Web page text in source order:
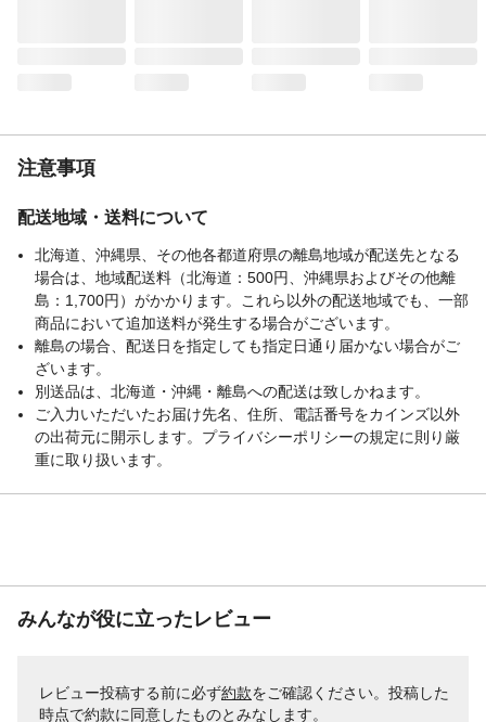
重量
注意事項
配送地域・送料について
北海道、沖縄県、その他各都道府県の離島地域が配送先となる
場合は、地域配送料（北海道：500円、沖縄県およびその他離
島：1,700円）がかかります。これら以外の配送地域でも、一部
商品において追加送料が発生する場合がございます。
離島の場合、配送日を指定しても指定日通り届かない場合がご
ざいます。
別送品は、北海道・沖縄・離島への配送は致しかねます。
ご入力いただいたお届け先名、住所、電話番号をカインズ以外
の出荷元に開示します。プライバシーポリシーの規定に則り厳
重に取り扱います。
みんなが役に立ったレビュー
レビュー投稿する前に必ず約款をご確認ください。投稿した
時点で約款に同意したものとみなします。